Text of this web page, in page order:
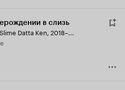
в слизь
Datta Ken, 2018–...